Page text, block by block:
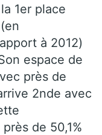
1er place
à 2012)
espace de
près de
2nde avec
de 50,1%